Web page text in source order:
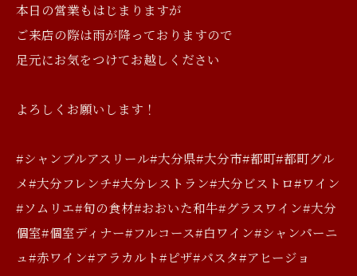
本日の営業もはじまりますが
ご来店の際は雨が降っておりますので
足元にお気をつけてお越しください
よろしくお願いします！
#シャンブルアスリール#大分県#大分市#都町#都町グル
メ#大分フレンチ#大分レストラン#大分ビストロ#ワイン
#ソムリエ#旬の食材#おおいた和牛#グラスワイン#大分
個室#個室ディナー#フルコース#白ワイン#シャンパーニ
ュ#赤ワイン#アラカルト#ピザ#パスタ#アヒージョ